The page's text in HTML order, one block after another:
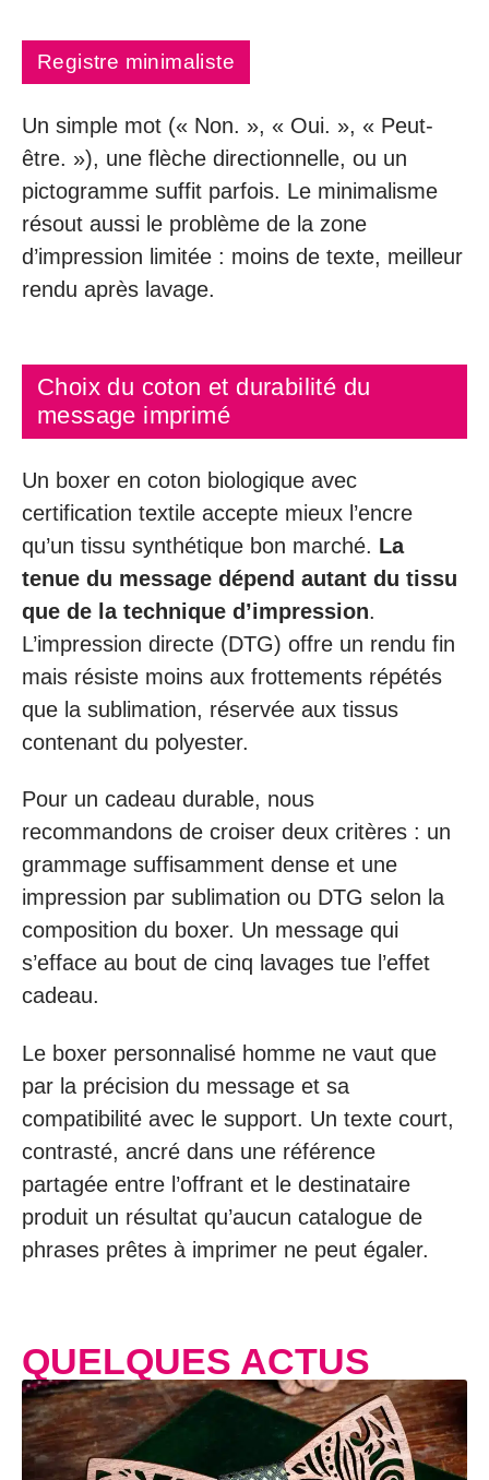
Registre minimaliste
Un simple mot (« Non. », « Oui. », « Peut-
être. »), une flèche directionnelle, ou un
pictogramme suffit parfois. Le minimalisme
résout aussi le problème de la zone
d’impression limitée : moins de texte, meilleur
rendu après lavage.
Choix du coton et durabilité du
message imprimé
Un boxer en coton biologique avec
certification textile accepte mieux l’encre
qu’un tissu synthétique bon marché. La
tenue du message dépend autant du tissu
que de la technique d’impression.
L’impression directe (DTG) offre un rendu fin
mais résiste moins aux frottements répétés
que la sublimation, réservée aux tissus
contenant du polyester.
Pour un cadeau durable, nous
recommandons de croiser deux critères : un
grammage suffisamment dense et une
impression par sublimation ou DTG selon la
composition du boxer. Un message qui
s’efface au bout de cinq lavages tue l’effet
cadeau.
Le boxer personnalisé homme ne vaut que
par la précision du message et sa
compatibilité avec le support. Un texte court,
contrasté, ancré dans une référence
partagée entre l’offrant et le destinataire
produit un résultat qu’aucun catalogue de
phrases prêtes à imprimer ne peut égaler.
QUELQUES ACTUS